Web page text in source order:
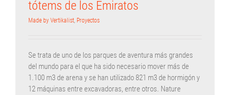
tótems de los Emiratos
Made by Vertikalist, Proyectos
Se trata de uno de los parques de aventura más grandes
del mundo para el que ha sido necesario mover más de
1.100 m3 de arena y se han utilizado 821 m3 de hormigón y
12 máquinas entre excavadoras, entre otros. Nature